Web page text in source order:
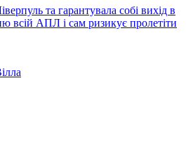
та гарантувала собі вихід в
всій АПЛ і сам ризикує пролетіти